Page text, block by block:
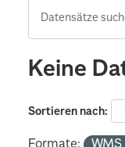
Keine
Sortieren nach
Formate: WMS